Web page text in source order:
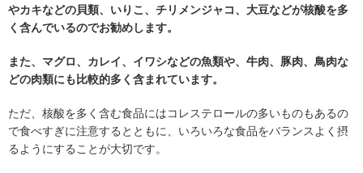
やカキなどの貝類、いりこ、チリメンジャコ、大豆などが核酸を多
く含んでいるのでお勧めします。
また、マグロ、カレイ、イワシなどの魚類や、牛肉、豚肉、鳥肉な
どの肉類にも比較的多く含まれています。
ただ、核酸を多く含む食品にはコレステロールの多いものもあるの
で食べすぎに注意するとともに、いろいろな食品をバランスよく摂
るようにすることが大切です。